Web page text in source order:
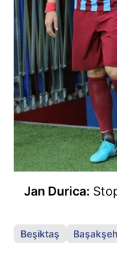
Jan Durica:
Beşiktaş